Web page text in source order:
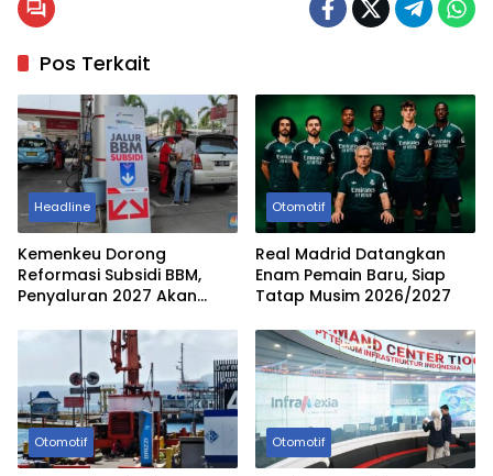
Pos Terkait
Headline
Kemenkeu Dorong
Reformasi Subsidi BBM,
Penyaluran 2027 Akan
Otomotif
Real Madrid Datangkan
Enam Pemain Baru, Siap
Tatap Musim 2026/2027
Otomotif Otomotif